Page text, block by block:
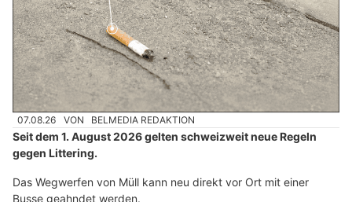
07.08.26 VON BELMEDIA REDAKTION
Seit dem 1. August 2026 gelten schweizweit neue Regeln
gegen Littering.
Das Wegwerfen von Müll kann neu direkt vor Ort mit einer
Busse geahndet werden.